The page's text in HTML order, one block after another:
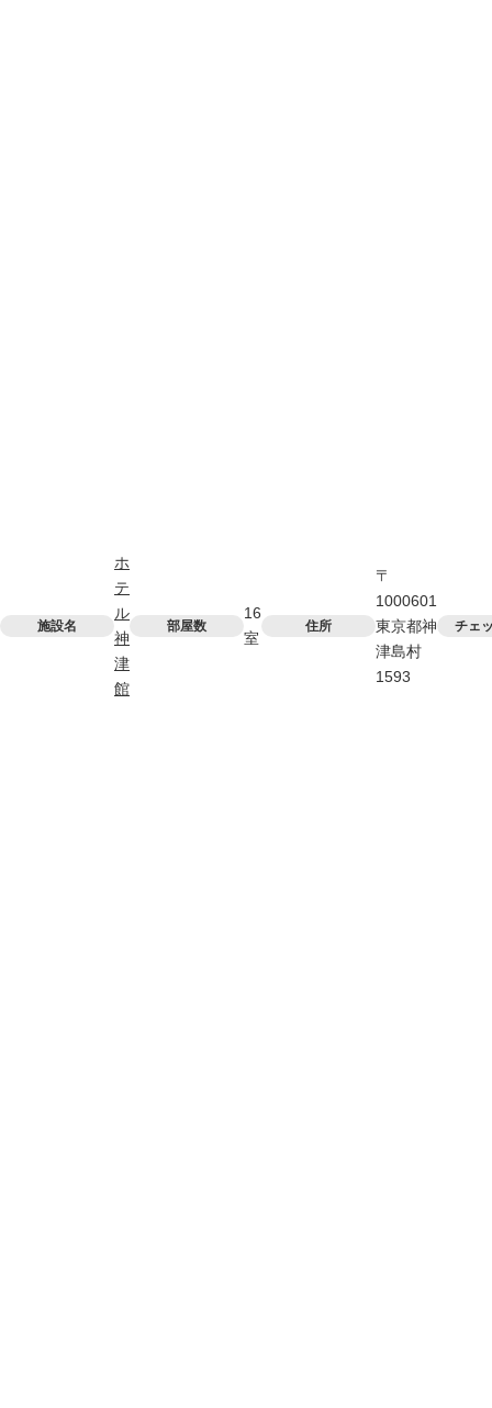
施設名
ホ
テ
ル
神
津
館
部屋数
16
室
住所
〒
1000601
東京都神
津島村
1593
チェ